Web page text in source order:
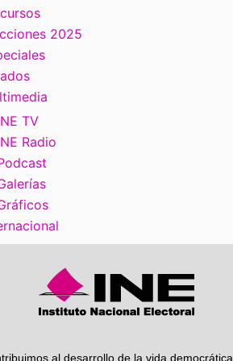
2025
TV
Radio
al desarrollo de la vida democrática